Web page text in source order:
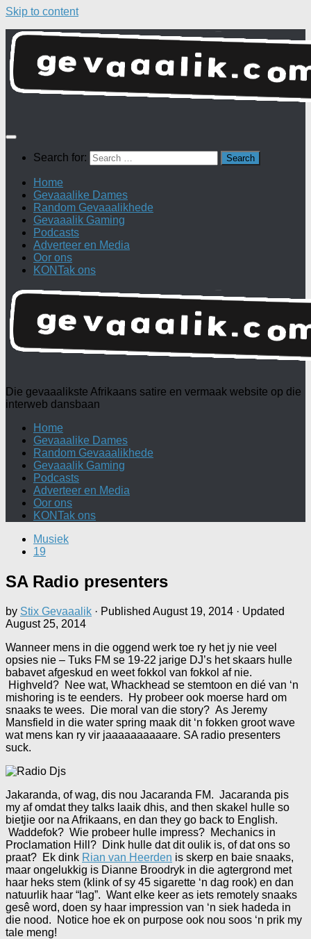
Skip to content
Search for:
Home
Gevaaalike Dames
Random Gevaaalikhede
Gevaaalik Gaming
Podcasts
Adverteer en Media
Oor ons
KONTak ons
Die gevaaalikste Afrikaans satire en vermaak website op die
interweb dansbaan
Home
Gevaaalike Dames
Random Gevaaalikhede
Gevaaalik Gaming
Podcasts
Adverteer en Media
Oor ons
KONTak ons
Musiek
19
SA Radio presenters
by Stix Gevaaalik · Published August 19, 2014 · Updated
August 25, 2014
Wanneer mens in die oggend werk toe ry het jy nie veel
opsies nie – Tuks FM se 19-22 jarige DJ’s het skaars hulle
babavet afgeskud en weet fokkol van fokkol af nie.
Highveld? Nee wat, Whackhead se stemtoon en dié van ‘n
mishoring is te eenders. Hy probeer ook moerse hard om
snaaks te wees. Die moral van die story? As Jeremy
Mansfield in die water spring maak dit ‘n fokken groot wave
wat mens kan ry vir jaaaaaaaaaare. SA radio presenters
suck.
Jakaranda, of wag, dis nou Jacaranda FM. Jacaranda pis
my af omdat they talks laaik dhis, and then skakel hulle so
bietjie oor na Afrikaans, en dan they go back to English.
Waddefok? Wie probeer hulle impress? Mechanics in
Proclamation Hill? Dink hulle dat dit oulik is, of dat ons so
praat? Ek dink Rian van Heerden is skerp en baie snaaks,
maar ongelukkig is Dianne Broodryk in die agtergrond met
haar heks stem (klink of sy 45 sigarette ‘n dag rook) en dan
natuurlik haar “lag”. Want elke keer as iets remotely snaaks
gesê word, doen sy haar impression van ‘n siek hadeda in
die nood. Notice hoe ek on purpose ook nou soos ‘n prik my
tale meng!